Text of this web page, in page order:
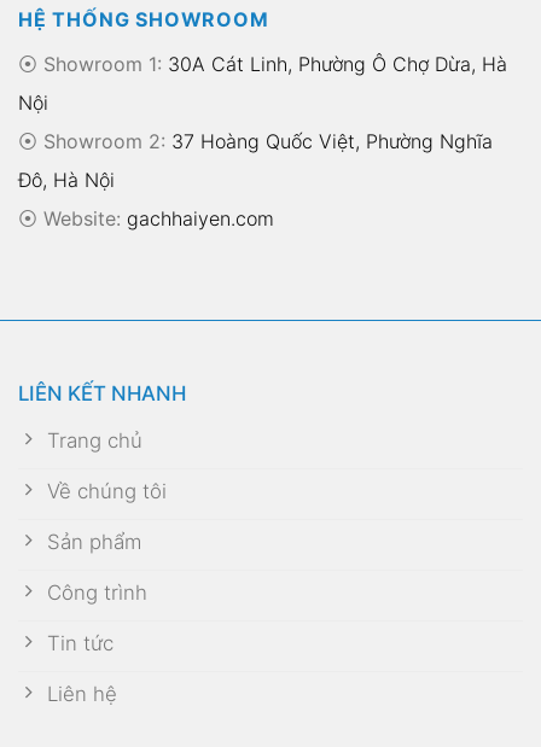
HỆ THỐNG SHOWROOM
⦿ Showroom 1: 30A Cát Linh, Phường Ô Chợ Dừa, Hà
Nội
⦿ Showroom 2: 37 Hoàng Quốc Việt, Phường Nghĩa
Đô, Hà Nội
⦿ Website: gachhaiyen.com
LIÊN KẾT NHANH
Trang chủ
Về chúng tôi
Sản phẩm
Công trình
Tin tức
Liên hệ